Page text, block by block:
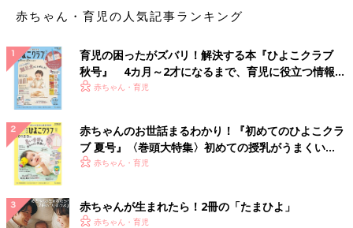
「こちらの小学校は、机に各自の引き出しを入れて使います。夏
新学期にまた持っていきます」
「今の地域に来てびっくりしたのが、小学生は登下校ともヘルメ
ットを被るということ。大きな地震がくると言われている地域な
のでだと思います。ですので、自転車に乗るわけでもないのに毎
日ヘルメットを被って登校します」
「毎学期の終わりに渡される通信簿。私の地元では自分で受け取
りました。今、住んでいる夫の地元では親が学校へ出向き受け取
ります」
赤ちゃん・育児の人気記事ランキング
育児の困ったがズバリ！解決する本『ひよこクラブ
秋号』 4カ月～2才になるまで、育児に役立つ情報が
いっぱい！
赤ちゃん・育児
赤ちゃんのお世話まるわかり！『初めてのひよこクラ
ブ 夏号』〈巻頭大特集〉初めての授乳がうまくい
く！ おっぱい・ミルクの基本と夏のトラブル 解決テ
赤ちゃん・育児
赤ちゃんが生まれたら！2冊の「たまひよ」
赤ちゃん・育児